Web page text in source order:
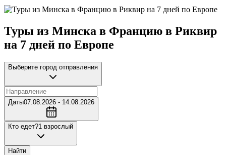
Туры из Минска в Францию в Риквир
на 7 дней по Европе
Выберите город отправления
Даты07.08.2026 - 14.08.2026
Кто едет?1 взрослый
Найти